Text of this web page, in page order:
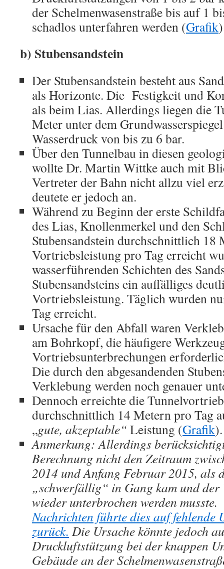
der Schelmenwasenstraße bis auf 1
schadlos unterfahren werden (Grafik
b) Stubensandstein
Der Stubensandstein besteht aus
als Horizonte. Die Festigkeit und
als beim Lias. Allerdings liegen die
Meter unter dem
Wasserdruck von bis zu 6 bar.
Über den Tunnelbau in diesen
wollte Dr. Martin Wittke auch mit
Vertreter der Bahn nicht allzu viel
deutete er jedoch an.
Während zu Beginn der erste
des Lias, Knollenmerkel und den
Stubensandstein durchschnittlich 18
Vortriebsleistung pro Tag erreicht
wasserführenden Schichten des
Stubensandsteins ein auffälliges
Vortriebsleistung. Täglich wurden
Tag erreicht.
Ursache für den Abfall waren
am Bohrkopf, die häufigere
Vortriebsunterbrechungen
Die durch den abgesandenden
Verklebung werden noch genauer
Dennoch erreichte die
durchschnittlich 14 Metern pro Tag
„gute, akzeptable“ Leistung (Grafik).
Anmerkung: Allerdings
Berechnung nicht den Zeitraum
2014 und Anfang Februar 2015, als
„schwerfällig“ in Gang kam und
wieder unterbrochen werden
Nachrichten führte dies auf fehlende
zurück. Die Ursache könnte jedoch
Druckluftstützung bei der knappen
Gebäude an der